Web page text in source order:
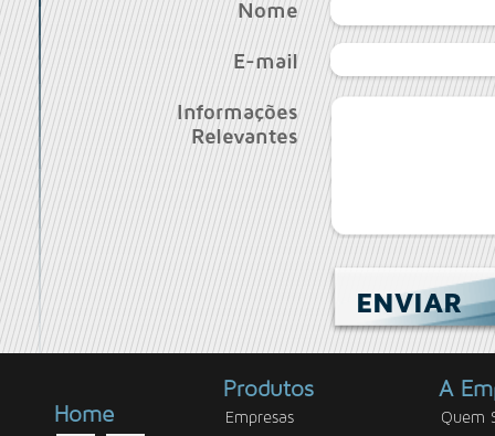
Nome
E-mail
Informações
Relevantes
ENVIAR
Home
Produtos
Empresas
A
Quem